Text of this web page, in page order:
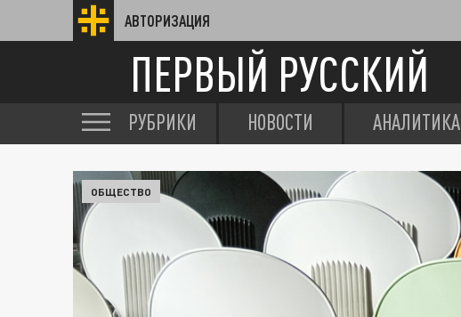
АВТОРИЗАЦИЯ
ПЕРВЫЙ РУССКИЙ
РУБРИКИ НОВОСТИ АНАЛИТИКА
ОБЩЕСТВО